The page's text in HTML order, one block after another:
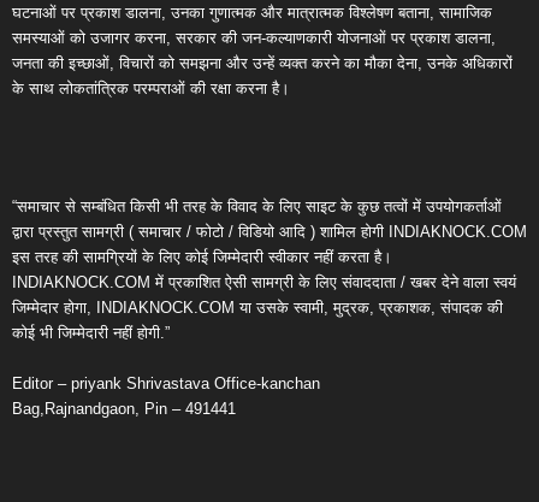
घटनाओं पर प्रकाश डालना, उनका गुणात्मक और मात्रात्मक विश्लेषण बताना, सामाजिक
समस्याओं को उजागर करना, सरकार की जन-कल्याणकारी योजनाओं पर प्रकाश डालना,
जनता की इच्छाओं, विचारों को समझना और उन्हें व्यक्त करने का मौका देना, उनके अधिकारों
के साथ लोकतांत्रिक परम्पराओं की रक्षा करना है।
“समाचार से सम्बंधित किसी भी तरह के विवाद के लिए साइट के कुछ तत्वों में उपयोगकर्ताओं
द्वारा प्रस्तुत सामग्री ( समाचार / फोटो / विडियो आदि ) शामिल होगी INDIAKNOCK.COM
इस तरह की सामग्रियों के लिए कोई जिम्मेदारी स्वीकार नहीं करता है।
INDIAKNOCK.COM में प्रकाशित ऐसी सामग्री के लिए संवाददाता / खबर देने वाला स्वयं
जिम्मेदार होगा, INDIAKNOCK.COM या उसके स्वामी, मुद्रक, प्रकाशक, संपादक की
कोई भी जिम्मेदारी नहीं होगी.”
Editor – priyank Shrivastava Office-kanchan
Bag,Rajnandgaon, Pin – 491441